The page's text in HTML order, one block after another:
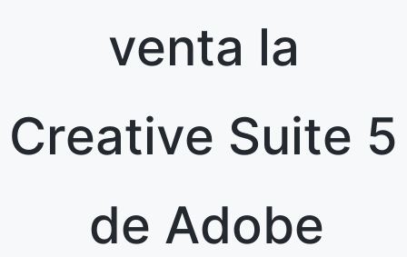
venta la
Creative Suite 5
de Adobe